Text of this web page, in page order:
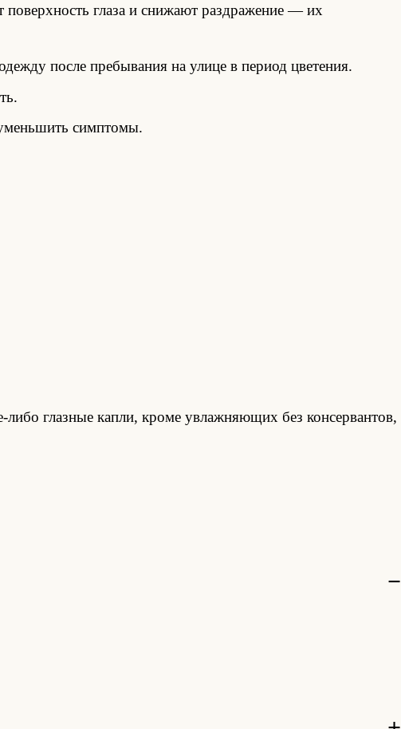
поверхность глаза и снижают раздражение — их
после пребывания на улице в период цветения.
симптомы.
глазные капли, кроме увлажняющих без консервантов,